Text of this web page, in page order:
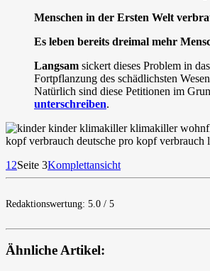
Menschen in der Ersten Welt
Es leben bereits dreimal mehr
Langsam sickert dieses Problem in
Fortpflanzung des schädlichsten
Natürlich sind diese Petitionen im
unterschreiben.
1 2Seite 3Komplettansicht
Redaktionswertung: 5.0 / 5
Ähnliche Artikel: